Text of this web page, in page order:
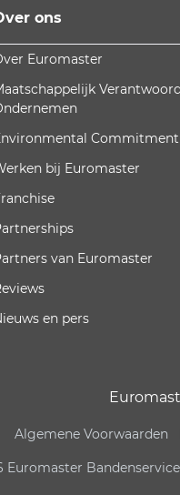
ons
Euromaster
Verantwoord
Commitment
bij Euromaster
van Euromaster
en pers
Algemene Voorwaarden
Bandenservice